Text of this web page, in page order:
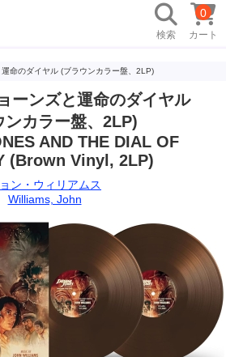
検索 カート
0
命のダイヤル (ブラウンカラー盤、2LP)
ーンズと運命のダイヤル
ンカラー盤、2LP)
AND THE DIAL OF
(Brown Vinyl, 2LP)
ン・ウィリアムス
Williams, John